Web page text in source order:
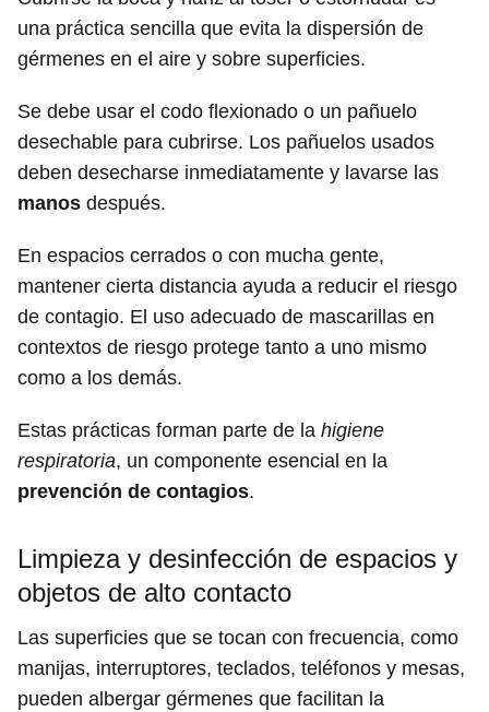
una práctica sencilla que evita la dispersión de
gérmenes en el aire y sobre superficies.
Se debe usar el codo flexionado o un pañuelo
desechable para cubrirse. Los pañuelos usados
deben desecharse inmediatamente y lavarse las
manos después.
En espacios cerrados o con mucha gente,
mantener cierta distancia ayuda a reducir el riesgo
de contagio. El uso adecuado de mascarillas en
contextos de riesgo protege tanto a uno mismo
como a los demás.
Estas prácticas forman parte de la higiene
respiratoria, un componente esencial en la
prevención de contagios.
Limpieza y desinfección de espacios y
objetos de alto contacto
Las superficies que se tocan con frecuencia, como
manijas, interruptores, teclados, teléfonos y mesas,
pueden albergar gérmenes que facilitan la